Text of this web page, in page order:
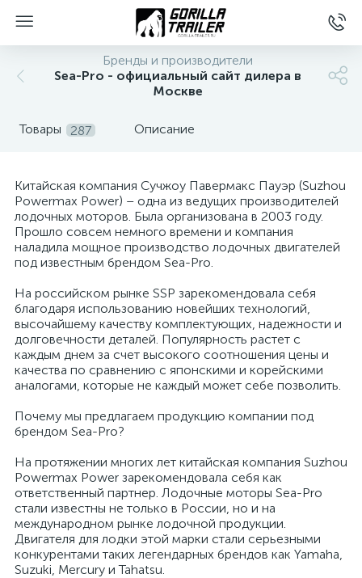
Бренды и производители
Sea-Pro - официальный сайт дилера в
Москве
Товары 287 Описание
Китайская компания Сучжоу Павермакс Пауэр (Suzhou
Powermax Power) – одна из ведущих производителей
лодочных моторов. Была организована в 2003 году.
Прошло совсем немного времени и компания
наладила мощное производство лодочных двигателей
под известным брендом Sea-Pro.
На российском рынке SSP зарекомендовала себя
благодаря использованию новейших технологий,
высочайшему качеству комплектующих, надежности и
долговечности деталей. Популярность растет с
каждым днем за счет высокого соотношения цены и
качества по сравнению с японскими и корейскими
аналогами, которые не каждый может себе позволить.
Почему мы предлагаем продукцию компании под
брендом Sea-Pro?
На протяжении многих лет китайская компания Suzhou
Powermax Power зарекомендовала себя как
ответственный партнер. Лодочные моторы Sea-Pro
стали известны не только в России, но и на
международном рынке лодочной продукции.
Двигателя для лодки этой марки стали серьезными
конкурентами таких легендарных брендов как Yamaha,
Suzuki, Mercury и Tahatsu.